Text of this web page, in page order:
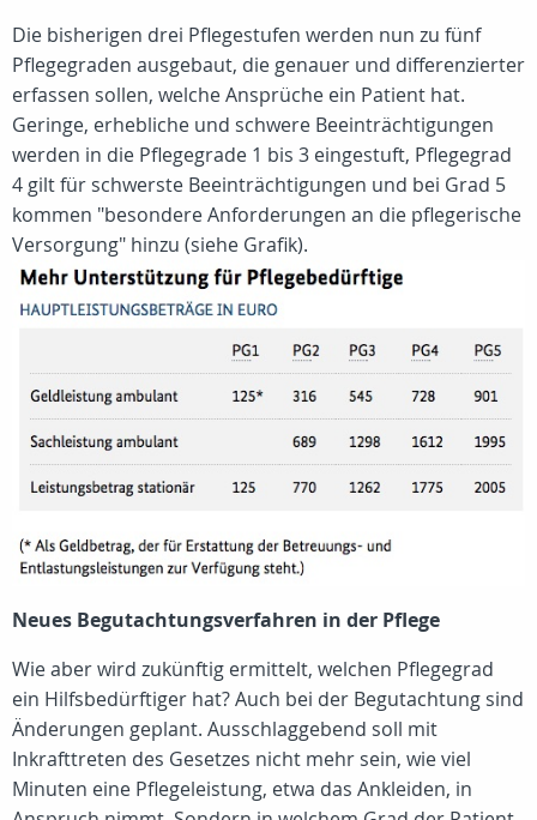
Die bisherigen drei Pflegestufen werden nun zu fünf
Pflegegraden ausgebaut, die genauer und differenzierter
erfassen sollen, welche Ansprüche ein Patient hat.
Geringe, erhebliche und schwere Beeinträchtigungen
werden in die Pflegegrade 1 bis 3 eingestuft, Pflegegrad
4 gilt für schwerste Beeinträchtigungen und bei Grad 5
kommen "besondere Anforderungen an die pflegerische
Versorgung" hinzu (siehe Grafik).
Neues Begutachtungsverfahren in der Pflege
Wie aber wird zukünftig ermittelt, welchen Pflegegrad
ein Hilfsbedürftiger hat? Auch bei der Begutachtung sind
Änderungen geplant. Ausschlaggebend soll mit
Inkrafttreten des Gesetzes nicht mehr sein, wie viel
Minuten eine Pflegeleistung, etwa das Ankleiden, in